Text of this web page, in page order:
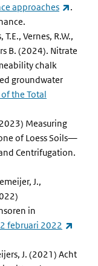
approaches
.
Vernes, R.W.,
B. (2024). Nitrate
chalk
groundwater
the Total
Measuring
of Loess Soils—
Centrifugation.
J.,
in
februari 2022
J. (2021) Acht